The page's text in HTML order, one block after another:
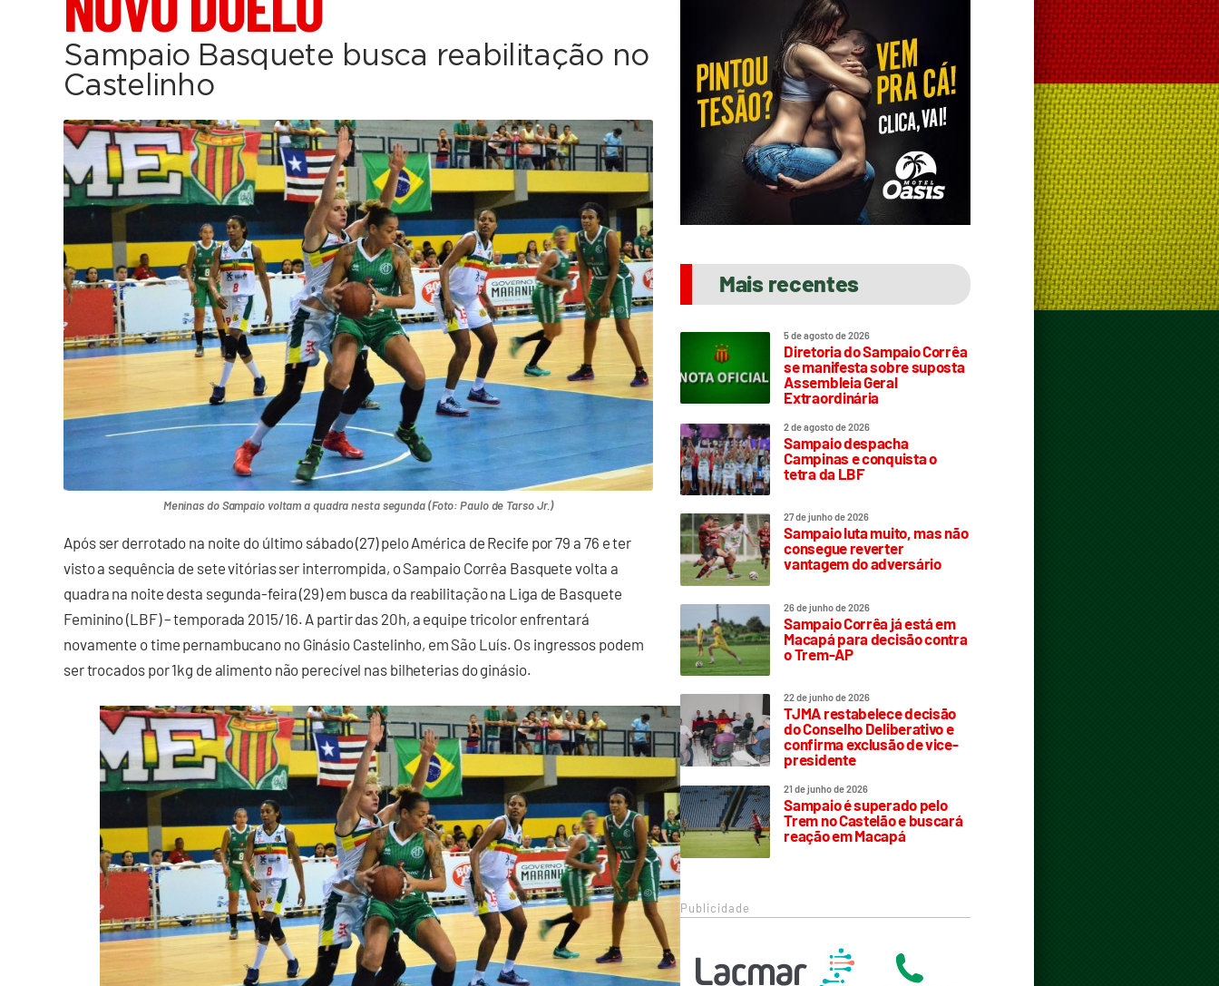
Sampaio Basquete busca reabilitação no
Castelinho
Meninas do Sampaio voltam a quadra nesta segunda (Foto: Paulo de Tarso Jr.)
Após ser derrotado na noite do último sábado (27) pelo América de Recife por 79 a 76 e ter
visto a sequência de sete vitórias ser interrompida, o Sampaio Corrêa Basquete volta a
quadra na noite desta segunda-feira (29) em busca da reabilitação na Liga de Basquete
Feminino (LBF) – temporada 2015/16. A partir das 20h, a equipe tricolor enfrentará
novamente o time pernambucano no Ginásio Castelinho, em São Luís. Os ingressos podem
ser trocados por 1kg de alimento não perecível nas bilheterias do ginásio.
Mais recentes
5 de agosto de 2026
Diretoria do Sampaio Corrêa
se manifesta sobre suposta
Assembleia Geral
Extraordinária
2 de agosto de 2026
Sampaio despacha
Campinas e conquista o
tetra da LBF
27 de junho de 2026
Sampaio luta muito, mas não
consegue reverter
vantagem do adversário
26 de junho de 2026
Sampaio Corrêa já está em
Macapá para decisão contra
o Trem-AP
22 de junho de 2026
TJMA restabelece decisão
do Conselho Deliberativo e
confirma exclusão de vice-
presidente
21 de junho de 2026
Sampaio é superado pelo
Trem no Castelão e buscará
reação em Macapá
Publicidade